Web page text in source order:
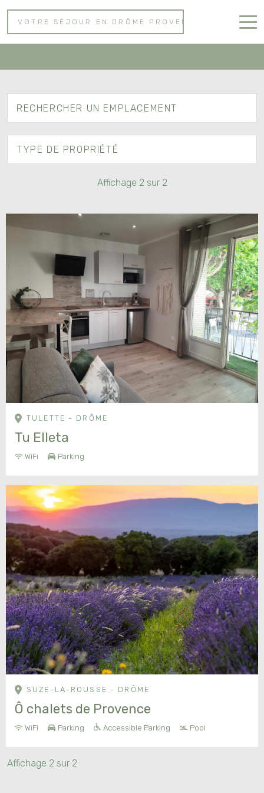
VOTRE SÉJOUR EN DRÔME PROVENÇALE
Dégustation de Vin
Properties
RECHERCHER UN EMPLACEMENT
TYPE DE PROPRIÉTÉ
Affichage 2sur 2
TULETTE - DRÔME
Tu Elleta
WiFi Parking
SUZE-LA-ROUSSE - DRÔME
Ô chalets de Provence
WiFi Parking Accessible Parking Pool
Affichage 2 sur 2